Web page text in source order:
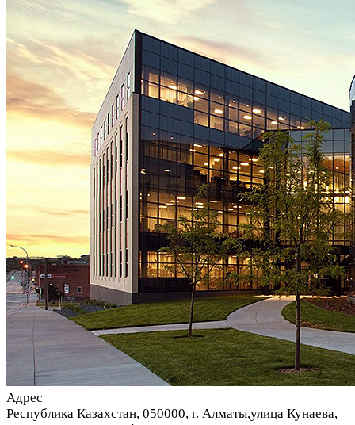
Адрес
Республика Казахстан, 050000, г. Алматы,улица Кунаева,